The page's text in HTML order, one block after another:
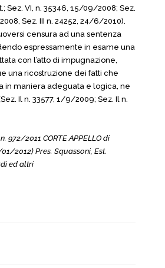
Sez. VI, n. 35346, 15/09/2008; Sez.
Sez. III n. 24252, 24/6/2010).
censura ad una sentenza
espressamente in esame una
con l’atto di impugnazione,
una ricostruzione dei fatti che
in maniera adeguata e logica, ne
Il n. 33577, 1/9/2009; Sez. Il n.
972/2011 CORTE APPELLO di
01/2012) Pres. Squassoni, Est.
ed altri